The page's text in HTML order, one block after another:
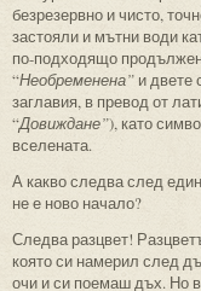
безрезервно и чисто,
застояли и мътни води
по-подходящо
“Необременена” и двете
заглавия, в превод от
“Довиждане”), като
вселената.
А какво следва след
не е ново начало?
Следва разцвет!
която си намерил след
очи и си поемаш дъх. Но